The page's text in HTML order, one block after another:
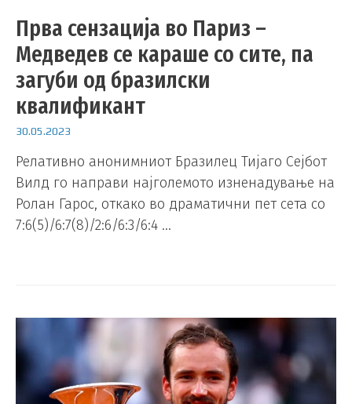
Прва сензација во Париз –
Медведев се караше со сите, па
загуби од бразилски
квалификант
30.05.2023
Релативно анонимниот Бразилец Тијаго Сејбот
Вилд го направи најголемото изненадување на
Ролан Гарос, откако во драматични пет сета со
7:6(5)/6:7(8)/2:6/6:3/6:4 …